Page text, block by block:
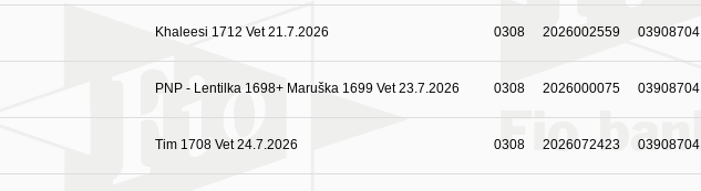
Khaleesi 1712 Vet 21.7.2026 0308 2026002559 03908704
PNP - Lentilka 1698+ Maruška 1699 Vet 23.7.2026 0308 2026000075 03908704
Tim 1708 Vet 24.7.2026 0308 2026072423 03908704